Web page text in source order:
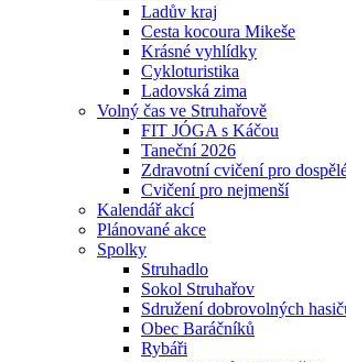
Ladův kraj
Cesta kocoura Mikeše
Krásné vyhlídky
Cykloturistika
Ladovská zima
Volný čas ve Struhařově
FIT JÓGA s Káčou
Taneční 2026
Zdravotní cvičení pro
Cvičení pro nejmenší
Kalendář akcí
Plánované akce
Spolky
Struhadlo
Sokol Struhařov
Sdružení dobrovolných
Obec Baráčníků
Rybáři